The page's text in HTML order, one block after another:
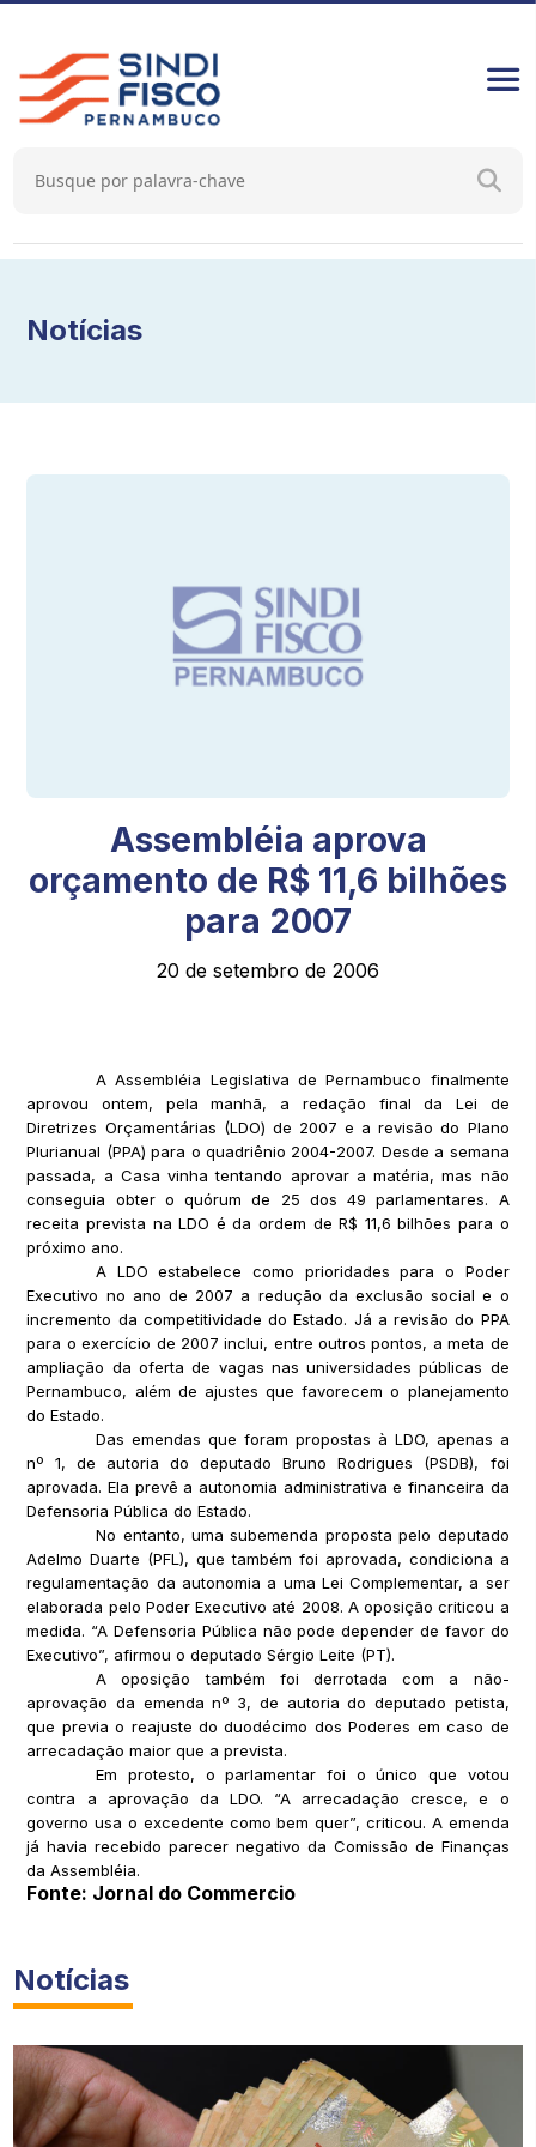
Notícias
Assembléia aprova
orçamento de R$ 11,6 bilhões
para 2007
20 de setembro de 2006
A Assembléia Legislativa de Pernambuco finalmente
aprovou ontem, pela manhã, a redação final da Lei de
Diretrizes Orçamentárias (LDO) de 2007 e a revisão do Plano
Plurianual (PPA) para o quadriênio 2004-2007. Desde a semana
passada, a Casa vinha tentando aprovar a matéria, mas não
conseguia obter o quórum de 25 dos 49 parlamentares. A
receita prevista na LDO é da ordem de R$ 11,6 bilhões para o
próximo ano.
A LDO estabelece como prioridades para o Poder
Executivo no ano de 2007 a redução da exclusão social e o
incremento da competitividade do Estado. Já a revisão do PPA
para o exercício de 2007 inclui, entre outros pontos, a meta de
ampliação da oferta de vagas nas universidades públicas de
Pernambuco, além de ajustes que favorecem o planejamento
do Estado.
Das emendas que foram propostas à LDO, apenas a
nº 1, de autoria do deputado Bruno Rodrigues (PSDB), foi
aprovada. Ela prevê a autonomia administrativa e financeira da
Defensoria Pública do Estado.
No entanto, uma subemenda proposta pelo deputado
Adelmo Duarte (PFL), que também foi aprovada, condiciona a
regulamentação da autonomia a uma Lei Complementar, a ser
elaborada pelo Poder Executivo até 2008. A oposição criticou a
medida. “A Defensoria Pública não pode depender de favor do
Executivo”, afirmou o deputado Sérgio Leite (PT).
A oposição também foi derrotada com a não-
aprovação da emenda nº 3, de autoria do deputado petista,
que previa o reajuste do duodécimo dos Poderes em caso de
arrecadação maior que a prevista.
Em protesto, o parlamentar foi o único que votou
contra a aprovação da LDO. “A arrecadação cresce, e o
governo usa o excedente como bem quer”, criticou. A emenda
já havia recebido parecer negativo da Comissão de Finanças
da Assembléia.
Fonte: Jornal do Commercio
Notícias